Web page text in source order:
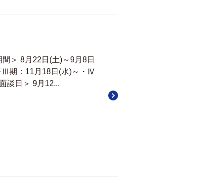
＞ 8月22日(土)～9月8日
期：11月18日(水)～・Ⅳ
談日＞ 9月12...